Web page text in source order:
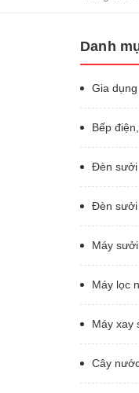
Danh
Gia dụng
Bếp
Đèn sưởi
Đèn sưởi
Máy
Máy lọc
Máy xay
Cây